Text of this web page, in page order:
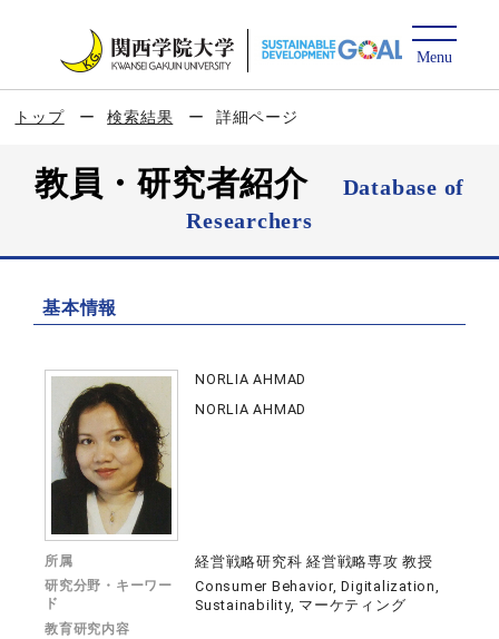
トップ 検索結果 詳細ページ
教員・研究者紹介
Database of
Researchers
基本情報
NORLIA AHMAD
NORLIA AHMAD
所属 経営戦略研究科 経営戦略専攻 教授
研究分野・キーワー
ド
Consumer Behavior, Digitalization,
Sustainability, マーケティング
教育研究内容